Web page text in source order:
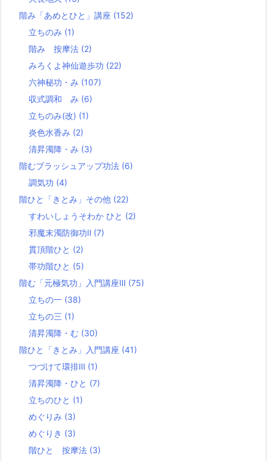
階み「あめとひと」講座 (152)
立ちのみ (1)
階み 按摩法 (2)
みろくよ神仙遊歩功 (22)
六神秘功・み (107)
収式調和 み (6)
立ちのみ(改) (1)
炎色水香み (2)
清昇濁降・み (3)
階むブラッシュアップ功法 (6)
調気功 (4)
階ひと「きとみ」その他 (22)
すわいしょうそわか ひと (2)
邪魔末濁防御功Ⅱ (7)
貫頂階ひと (2)
帯功階ひと (5)
階む「元極気功」入門講座Ⅲ (75)
立ちの一 (38)
立ちの三 (1)
清昇濁降・む (30)
階ひと「きとみ」入門講座 (41)
つづけて環排Ⅲ (1)
清昇濁降・ひと (7)
立ちのひと (1)
めぐりみ (3)
めぐりき (3)
階ひと 按摩法 (3)